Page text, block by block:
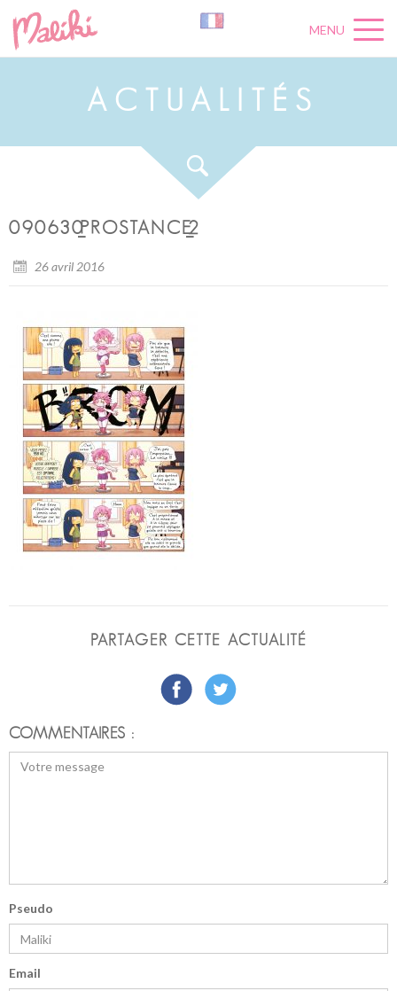
MENU
A C U A L É S
090630_PROSTANCE_2
26 avril 2016
PARTAGER CETTE ACTUALITÉ
COMMENTAIRES :
Pseudo
Email